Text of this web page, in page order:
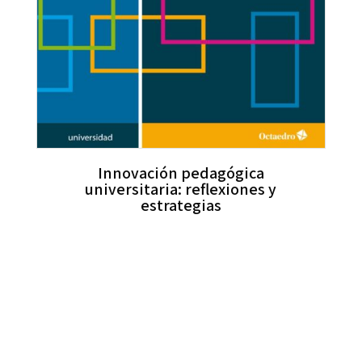
Innovación pedagógica
universitaria: reflexiones y
estrategias